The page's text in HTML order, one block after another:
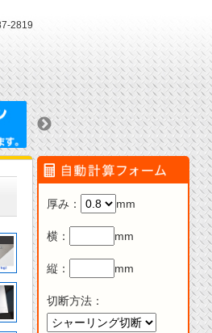
厚み ： mm
横 ： mm
縦 ： mm
切断方法 ：